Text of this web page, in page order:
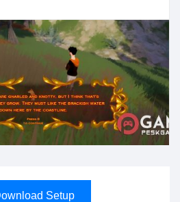
Setup